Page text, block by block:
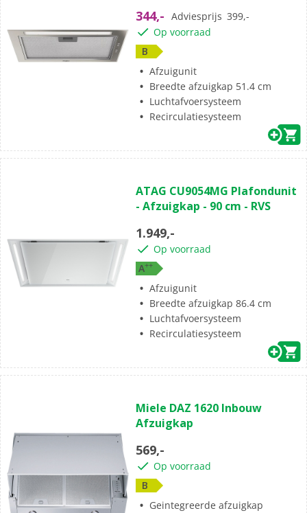
344,- Adviesprijs 399,-
Op voorraad
B
Afzuigunit
Breedte afzuigkap 51.4 cm
Luchtafvoersysteem
Recirculatiesysteem
ATAG CU9054MG Plafondunit
- Afzuigkap - 90 cm - RVS
1.949,-
Op voorraad
A++
Afzuigunit
Breedte afzuigkap 86.4 cm
Luchtafvoersysteem
Recirculatiesysteem
Miele DAZ 1620 Inbouw
Afzuigkap
569,-
Op voorraad
B
Geintegreerde afzuigkap